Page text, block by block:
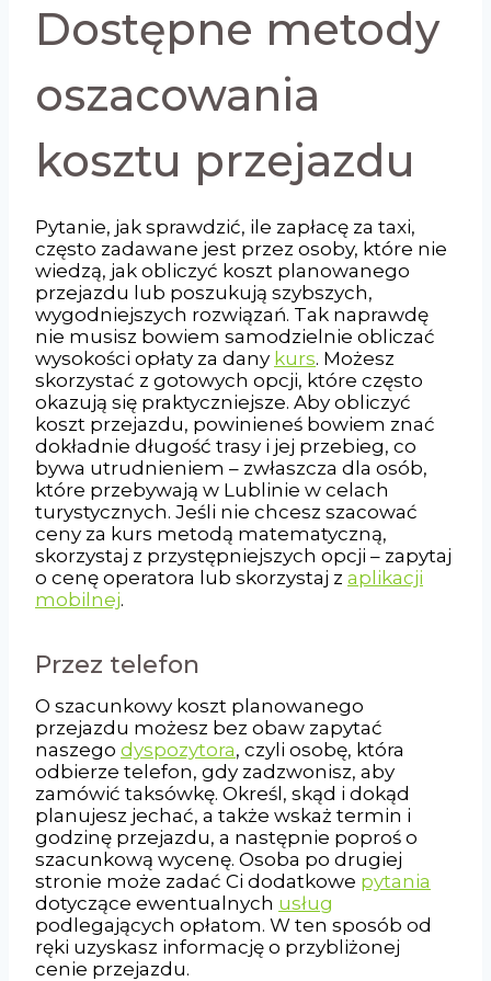
Dostępne metody
oszacowania
kosztu przejazdu
Pytanie, jak sprawdzić, ile zapłacę za taxi,
często zadawane jest przez osoby, które nie
wiedzą, jak obliczyć koszt planowanego
przejazdu lub poszukują szybszych,
wygodniejszych rozwiązań. Tak naprawdę
nie musisz bowiem samodzielnie obliczać
wysokości opłaty za dany kurs. Możesz
skorzystać z gotowych opcji, które często
okazują się praktyczniejsze. Aby obliczyć
koszt przejazdu, powinieneś bowiem znać
dokładnie długość trasy i jej przebieg, co
bywa utrudnieniem – zwłaszcza dla osób,
które przebywają w Lublinie w celach
turystycznych. Jeśli nie chcesz szacować
ceny za kurs metodą matematyczną,
skorzystaj z przystępniejszych opcji – zapytaj
o cenę operatora lub skorzystaj z aplikacji
mobilnej.
Przez telefon
O szacunkowy koszt planowanego
przejazdu możesz bez obaw zapytać
naszego dyspozytora, czyli osobę, która
odbierze telefon, gdy zadzwonisz, aby
zamówić taksówkę. Określ, skąd i dokąd
planujesz jechać, a także wskaż termin i
godzinę przejazdu, a następnie poproś o
szacunkową wycenę. Osoba po drugiej
stronie może zadać Ci dodatkowe pytania
dotyczące ewentualnych usług
podlegających opłatom. W ten sposób od
ręki uzyskasz informację o przybliżonej
cenie przejazdu.